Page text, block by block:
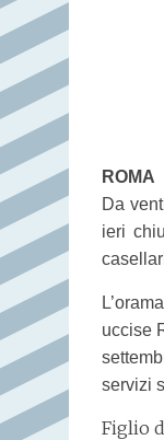
ROMA
Da
ieri
uccise
servizi
Figlio